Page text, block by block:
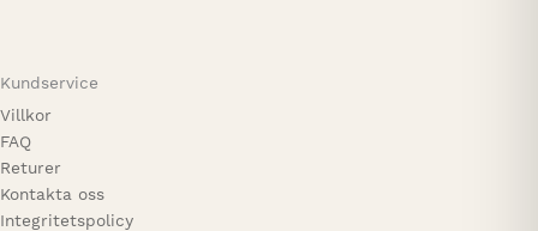
Kundservice
Villkor
FAQ
Returer
Kontakta oss
Integritetspolicy